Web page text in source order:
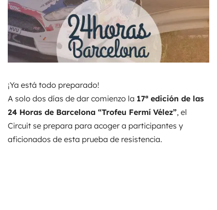
¡Ya está todo preparado!
A solo dos días de dar comienzo la 17ª edición de las
24 Horas de Barcelona “Trofeu Fermí Vélez”, el
Circuit se prepara para acoger a participantes y
aficionados de esta prueba de resistencia.